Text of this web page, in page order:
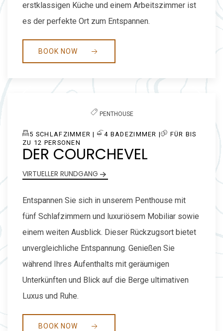
erstklassigen Küche und einem Arbeitszimmer ist
es der perfekte Ort zum Entspannen.
BOOK NOW
Next slide
PENTHOUSE
5 SCHLAFZIMMER | ​4 BADEZIMMER |
FÜR BIS
ZU 12 PERSONEN
DER COURCHEVEL
VIRTUELLER RUNDGANG
Entspannen Sie sich in unserem Penthouse mit
fünf Schlafzimmern und luxuriösem Mobiliar sowie
einem weiten Ausblick. Dieser Rückzugsort bietet
unvergleichliche Entspannung. Genießen Sie
während Ihres Aufenthalts mit geräumigen
Unterkünften und Blick auf die Berge ultimativen
Luxus und Ruhe.
BOOK NOW